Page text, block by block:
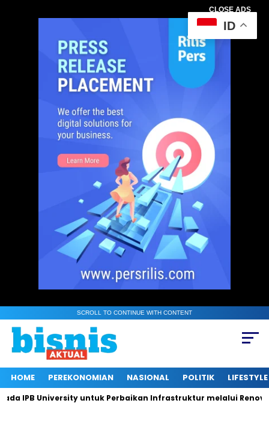
CLOSE ADS
SCROLL TO CONTINUE WITH CONTENT
HOME PEREKONOMIAN NASIONAL POLITIK LIFESTYLE
IPB University untuk Perbaikan Infrastruktur melalui
ID